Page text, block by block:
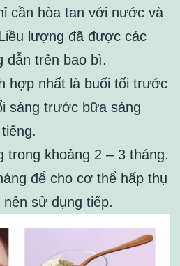
cần hòa tan với nước và
lượng đã được các
dẫn trên bao bì.
hợp nhất là buổi tối trước
sáng trước bữa sáng
trong khoảng 2 – 3 tháng.
để cho cơ thể hấp thụ
sử dụng tiếp.